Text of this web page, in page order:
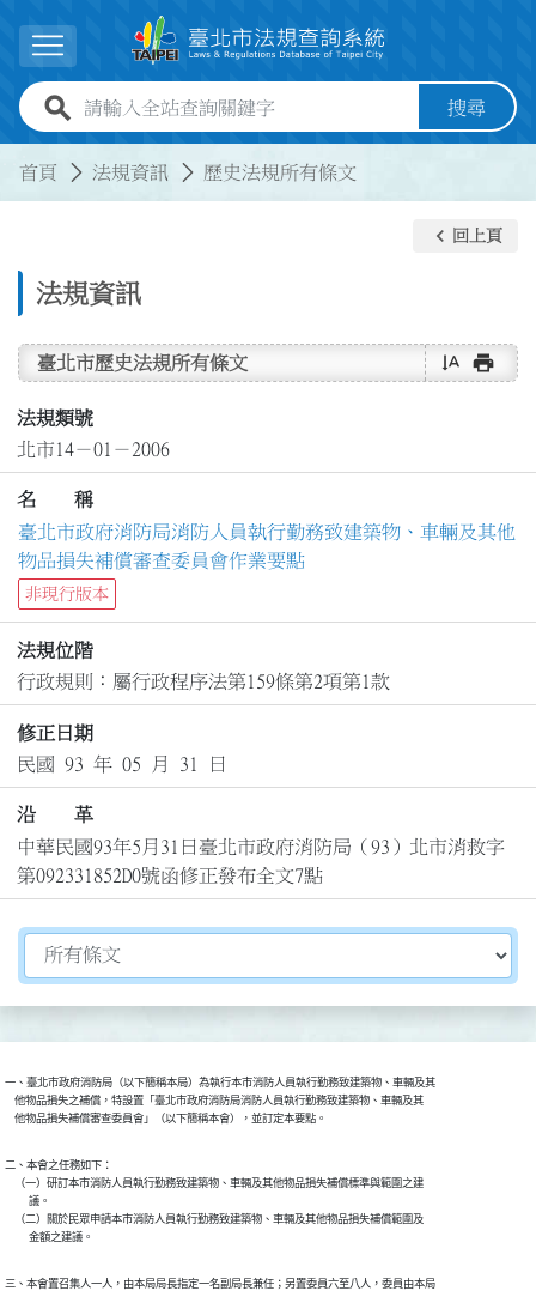
展開選單
全站查詢關鍵字欄位 搜尋
首頁 法規資訊 歷史法規所有條文
法規資訊
keyboard_arrow_left 回上頁
臺北市歷史法規所有條文 text_rotate_vertical print
法規類號
北市14－01－2006
名 稱
臺北市政府消防局消防人員執行勤務致建築物、車輛及其他
物品損失補償審查委員會作業要點
非現行版本
法規位階
行政規則：屬行政程序法第159條第2項第1款
修正日期
民國 93 年 05 月 31 日
沿 革
中華民國93年5月31日臺北市政府消防局（93）北市消救字
第092331852D0號函修正發布全文7點
切換選擇法規資訊內容
一、臺北市政府消防局（以下簡稱本局）為執行本市消防人員執行勤務致建築物、車輛及其
    他物品損失之補償，特設置「臺北市政府消防局消防人員執行勤務致建築物、車輛及其
二、本會之任務如下：
    （一）研訂本市消防人員執行勤務致建築物、車輛及其他物品損失補償標準與範圍之建
          議。
    （二）關於民眾申請本市消防人員執行勤務致建築物、車輛及其他物品損失補償範圍及
三、本會置召集人一人，由本局局長指定一名副局長兼任；另置委員六至八人，委員由本局